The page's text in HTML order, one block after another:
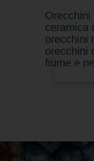
Orecchini
ceramica
orecchini
orecchini
fiume eScegli